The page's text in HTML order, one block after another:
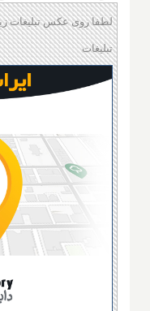
لطفا روی عکس تبلیغات
تبلیغات